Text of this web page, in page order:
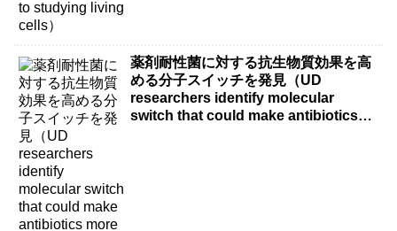
薬剤耐性菌に対する抗生物質効果を高
める分子スイッチを発見（UD
researchers identify molecular
switch that could make antibiotics